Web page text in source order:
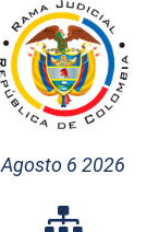
Agosto 6 2026